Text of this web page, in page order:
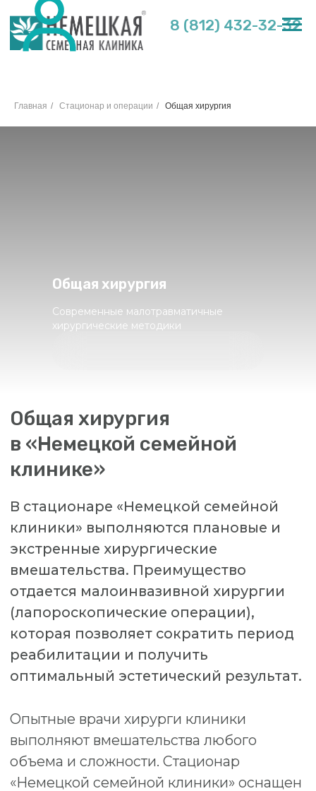
8 (812) 432-32-32
Главная / Стационар и операции / Общая хирургия
Общая хирургия
Современные малотравматичные
хирургические методики
в «Немецкой семейной
клинике»
вмешательства. Преимущество
отдается малоинвазивной хирургии
(лапороскопические операции),
которая позволяет сократить период
реабилитации и получить
Опытные врачи хирурги клиники
выполняют вмешательства любого
объема и сложности. Стационар
«Немецкой семейной клиники» оснащен
современными операционными с
новейшим оборудованием, а также
полноценным отделением реанимации,
что обеспечивает должный уровень
безопасности для здоровья пациентов.
осложнения
(острый холецистит, холедохолитиаз,
холангит)